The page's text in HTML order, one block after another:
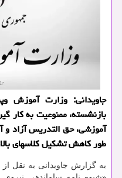
جاویدانی: وزارت آموزش
بازنشسته، ممنوعیت به کار
آموزشی، حق التدریس آزاد
طور کاهش تشکیل کلاسهای بالای 35 نفر را اعلام
به گزارش جاویدانی به نقل از